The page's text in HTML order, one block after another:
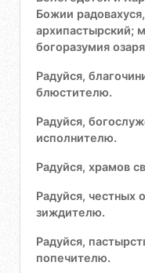
Божии
архипастырский;
богоразумия
Радуйся,
блюстителю.
Радуйся,
исполнителю.
Радуйся, храмов
Радуйся, честных
зиждителю.
Радуйся,
попечителю.